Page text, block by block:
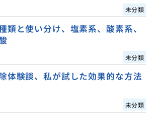
未分類
類と使い分け、塩素系、酸素系、
未分類
体験談、私が試した効果的な方法
未分類